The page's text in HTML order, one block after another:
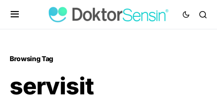
Browsing Tag
servisit